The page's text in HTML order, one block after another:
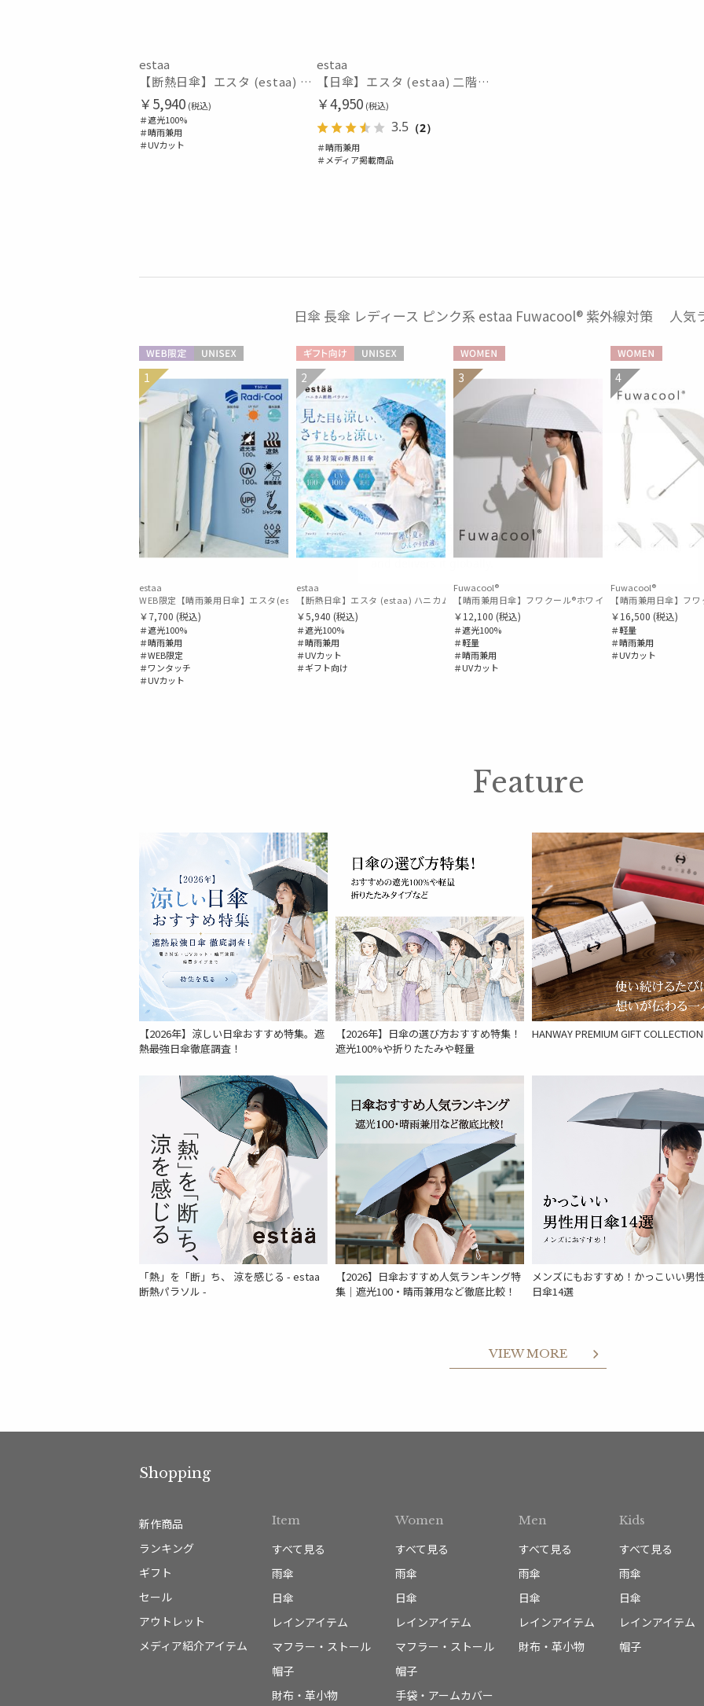
estaa
【断熱日傘】エスタ (estaa) ハニカム断熱パラソル ボーダー 晴雨兼用 遮光100 UV100
￥5,940 (税込)
＃遮光100%
＃晴雨兼用
＃UVカット
estaa
【日傘】エスタ (estaa) 二階建て 断熱 バイカラーグログラン UV100 遮光100 晴雨兼用
￥4,950 (税込)
3.5 （2）
＃晴雨兼用
＃メディア掲載商品
日傘 長傘 レディース ピンク系 estaa Fuwacool® 紫外線対策 人気
WEB限定
1
estaa
WEB限定【晴雨兼用日傘】エスタ(estaa)REIKYAKUパラソル 55㎝ ラディクール 遮光100 UV100 ボタンジャンプ
￥7,700 (税込)
＃遮光100%
＃晴雨兼用
＃WEB限定
＃ワンタッチ
＃UVカット
ギフト向け
2
estaa
【断熱日傘】エスタ (estaa) ハニカム断熱パラソル 晴雨兼用 遮光100 UV100
￥5,940 (税込)
＃遮光100%
＃晴雨兼用
＃UVカット
＃ギフト向け
WOMEN
3
Fuwacool®
【晴雨兼用日傘】フワクール®ホワイト（Fuwacool®
￥12,100 (税込)
＃遮光100%
＃軽量
＃晴雨兼用
＃UVカット
WOMEN
4
Fuwacool®
【晴雨兼用日傘】フ
￥16,500 (税込)
＃軽量
＃晴雨兼用
＃UVカット
Feature
【2026年】涼しい日傘おすすめ特集。遮
熱最強日傘徹底調査！
【2026年】日傘の選び方おすすめ特集！
遮光100%や折りたたみや軽量
HANWAY PREMIUM GIFT COLLECTION
「熱」を「断」ち、 涼を感じる - estaa
断熱パラソル -
【2026】日傘おすすめ人気ランキング特
集｜遮光100・晴雨兼用など徹底比較！
メンズにもおすすめ！かっこいい男
日傘14選
VIEW MORE
Shopping
新作商品
ランキング
ギフト
セール
アウトレット
メディア紹介アイテム
Item
すべて見る
雨傘
日傘
レインアイテム
マフラー・ストール
帽子
財布・革小物
Women
すべて見る
雨傘
日傘
レインアイテム
マフラー・ストール
帽子
手袋・アームカバー
Men
すべて見る
雨傘
日傘
レインアイテム
財布・革小物
Kids
すべて見る
雨傘
日傘
レインアイテム
帽子